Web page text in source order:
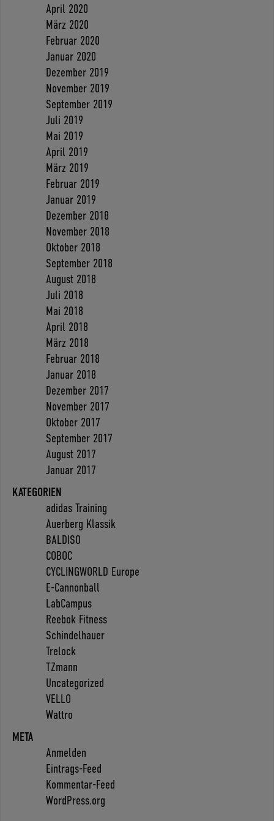
April 2020
März 2020
Februar 2020
Januar 2020
Dezember 2019
November 2019
September 2019
Juli 2019
Mai 2019
April 2019
März 2019
Februar 2019
Januar 2019
Dezember 2018
November 2018
Oktober 2018
September 2018
August 2018
Juli 2018
Mai 2018
April 2018
März 2018
Februar 2018
Januar 2018
Dezember 2017
November 2017
Oktober 2017
September 2017
August 2017
Januar 2017
KATEGORIEN
adidas Training
Auerberg Klassik
BALDISO
COBOC
CYCLINGWORLD Europe
E-Cannonball
LabCampus
Reebok Fitness
Schindelhauer
Trelock
TZmann
Uncategorized
VELLO
Wattro
META
Anmelden
Eintrags-Feed
Kommentar-Feed
WordPress.org